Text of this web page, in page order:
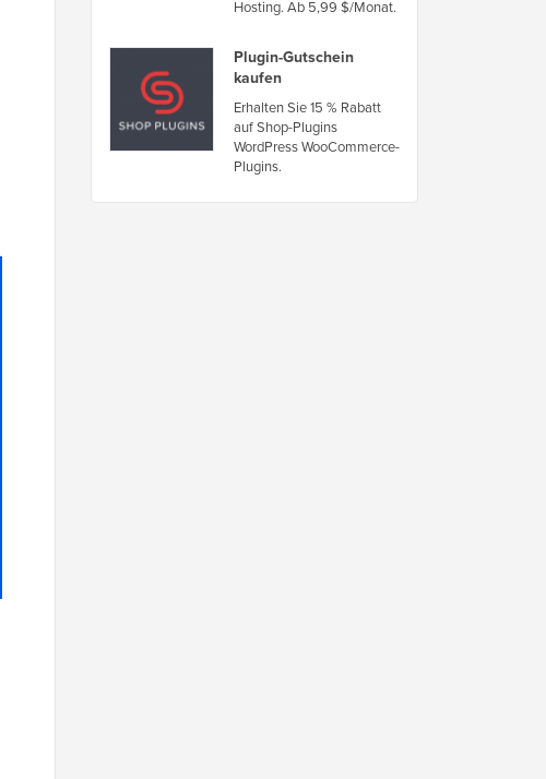
Hosting. Ab 5,99 $/Monat.
Plugin-Gutschein
kaufen
Erhalten Sie 15 % Rabatt
auf Shop-Plugins
WordPress WooCommerce-
Plugins.